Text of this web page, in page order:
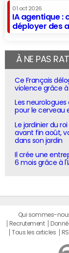
01 oct 2026
IA agentique :
déployer des
À NE PAS
Ce Français
violence grâce
Les
pour le cerveau
Le jardinier du
avant fin août,
dans son jardin
Il crée une
6 mois grâce à
Qui sommes-
Recrutement
Tous les articles